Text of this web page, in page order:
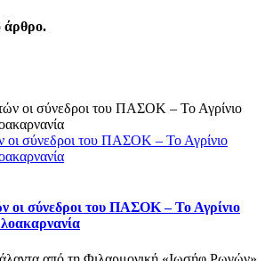
άρθρο.
σύνεδροι του ΠΑΣΟΚ – Το Αγρίνιο
οι σύνεδροι του ΠΑΣΟΚ – Το Αγρίνιο